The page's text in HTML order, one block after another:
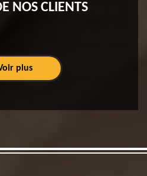
NOS CLIENTS
plus